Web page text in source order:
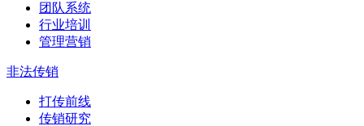
团队系统
行业培训
管理营销
非法传销
打传前线
传销研究